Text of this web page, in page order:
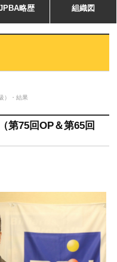
略歴 組織図
）・結果
第75回OP＆第65回